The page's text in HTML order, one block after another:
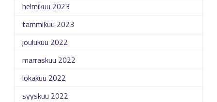
helmikuu 2023
tammikuu 2023
joulukuu 2022
marraskuu 2022
lokakuu 2022
syyskuu 2022